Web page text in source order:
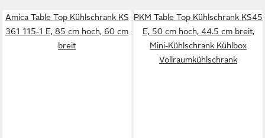
Amica Table Top Kühlschrank KS
361 115-1 E, 85 cm hoch, 60 cm
breit
PKM Table Top Kühlschrank KS45
E, 50 cm hoch, 44.5 cm breit,
Mini-Kühlschrank Kühlbox
Vollraumkühlschrank